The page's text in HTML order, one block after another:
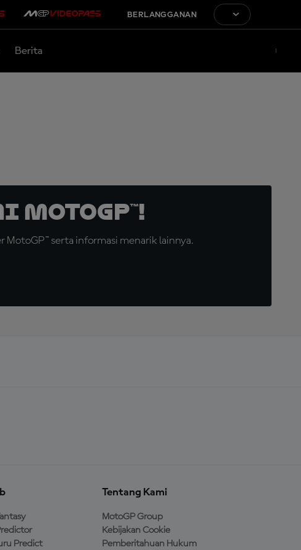
BERLANGGANAN
Berita
MotoGP™!
serta informasi menarik lainnya.
Predict
Tentang Kami
MotoGP Group
Kebijakan Cookie
Pemberitahuan Hukum